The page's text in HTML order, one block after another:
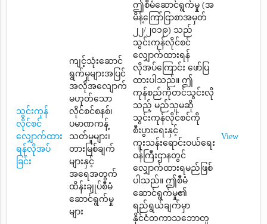
သွင်းကုန်
လိုင်စင်
လျှောက်ထား
ရန်လိုအပ်
ခြင်း
ကျင့်သုံးဆောင်
ရွက်မှုများအပြင်
အလိုအလျောက်
မဟုတ်သော
လိုင်စင်စနစ်၊
ပမာဏကန့်
သတ်မှုများ၊
တားမြစ်ချက်
များနှင့်
အရေအတွက်
ထိန်းချုပ်စီမံ
ဆောင်ရွက်မှု
များ
ဤစီမံဆောင်ရွက်မှု (အ
မိန့်ကြော်ငြာစာအမှတ်
၂၂/၂၀၁၉) သည်
သွင်းကုန်လိုင်စင်
လျှောက်ထားရန်
လိုအပ်ကြောင်း ဖော်ပြ
ထားပါသည်။ ဤ
ကုန်စည်ကိုတင်သွင်းလို
သည့် မည်သူမဆို
သွင်းကုန်လိုင်စင်ကို
စီးပွားရေးနှင့်
ကူးသန်းရောင်းဝယ်ရေး
ဝန်ကြီးဌာနတွင်
လျှောက်ထားရမည်ဖြစ်
ပါသည်။ ဤစီမံ
ဆောင်ရွက်မှု၏
ရည်ရွယ်ချက်မှာ
နိုင်ငံတကာသဘောတူ
View